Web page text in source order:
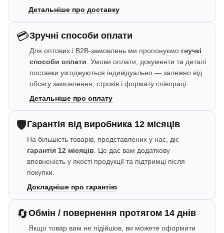
Детальніше про доставку
💳Зручні способи оплати
Для оптових і B2B-замовлень ми пропонуємо гнучкі
способи оплати . Умови оплати, документи та деталі
поставки узгоджуються індивідуально — залежно від
обсягу замовлення, строків і формату співпраці.
Детальніше про оплату
🛡️Гарантія від виробника 12 місяців
На більшість товарів, представлених у нас, діє
гарантія 12 місяців . Це дає вам додаткову
впевненість у якості продукції та підтримці після
покупки.
Докладніше про гарантію
🔄Обмін / повернення протягом 14 днів
Якщо товар вам не підійшов, ви можете оформити